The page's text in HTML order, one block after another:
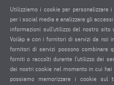
Stampante di etichette
Sistema di aspirazione fumi
Condizionatore d‘aria, armadio
<35 °C
Utensili
Utilizziamo i cookie per personalizzare
per i social media e analizzare gli
informazioni sull'utilizzo del nostro
Voilàp e con i fornitori di servizi da noi
fornitori di servizi possono combinare
forniti o raccolti durante l'utilizzo dei
dei nostri cookie nel momento in cui hai
possiamo memorizzare i cookie sul